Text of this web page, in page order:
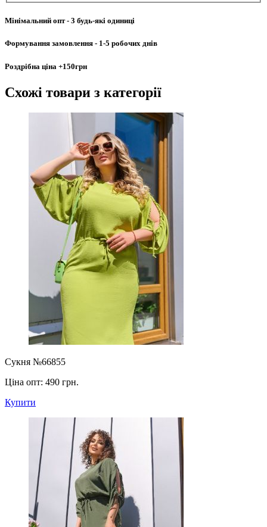
Мінімальний опт- 3 будь-які одиниці
Формування замовлення - 1-5 робочих днів
Роздрібна ціна +150грн
Схожі товари з категорії
Сукня №66855
Ціна опт: 490 грн.
Купити